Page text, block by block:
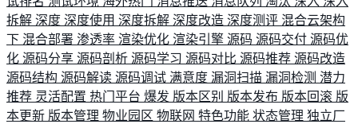
拆解 深度 深度使用 深度拆解 深度改造 深度测评 混合云架构
下 混合部署 渗透率 渲染优化 渲染引擎 源码 源码交付 源码优
化 源码分享 源码剖析 源码学习 源码对比 源码推荐 源码改造
源码结构 源码解读 源码调试 满意度 漏洞扫描 漏洞检测 潜力
推荐 灵活配置 热门平台 爆发 版本区别 版本发布 版本回滚 版
本更新 版本管理 物业园区 物联网 特色功能 状态管理 独立厂